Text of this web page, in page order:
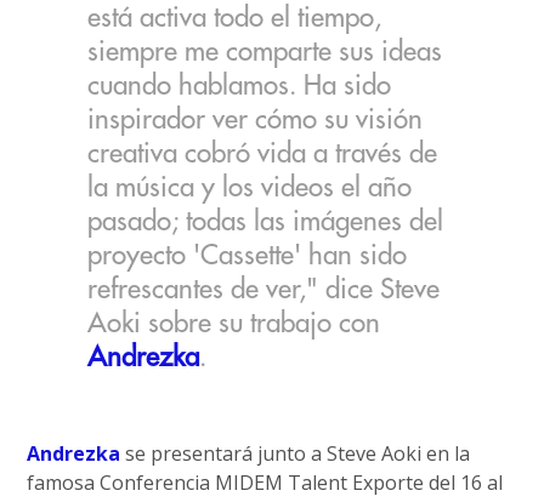
está activa todo el tiempo,
siempre me comparte sus ideas
cuando hablamos. Ha sido
inspirador ver cómo su visión
creativa cobró vida a través de
la música y los videos el año
pasado; todas las imágenes del
proyecto 'Cassette' han sido
refrescantes de ver," dice Steve
Aoki sobre su trabajo con
Andrezka.
Andrezka se presentará junto a Steve Aoki en la
famosa Conferencia MIDEM Talent Exporte del 16 al